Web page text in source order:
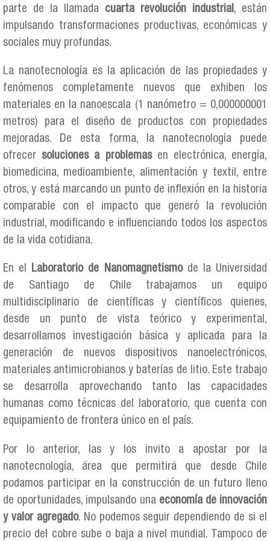
parte de la llamada cuarta revolución industrial, están
impulsando transformaciones productivas, económicas y
sociales muy profundas.
La nanotecnología es la aplicación de las propiedades y
fenómenos completamente nuevos que exhiben los
materiales en la nanoescala (1 nanómetro = 0,000000001
metros) para el diseño de productos con propiedades
mejoradas. De esta forma, la nanotecnología puede
ofrecersoluciones a problemasen electrónica, energía,
biomedicina, medioambiente, alimentación y textil, entre
otros, y está marcando un punto de inflexión en la historia
comparable con el impacto que generó la revolución
industrial, modificando e influenciando todos los aspectos
de la vida cotidiana.
En el Laboratorio de Nanomagnetismode la Universidad
de Santiago de Chile trabajamos un equipo
multidisciplinario de científicas y científicos quienes,
desde un punto de vista teórico y experimental,
desarrollamos investigación básica y aplicada para la
generación de nuevos dispositivos nanoelectrónicos,
materiales antimicrobianos y baterías de litio. Este trabajo
se desarrolla aprovechando tanto las capacidades
humanas como técnicas del laboratorio, que cuenta con
equipamiento de frontera único en el país.
Por lo anterior, las y los invito a apostar por la
nanotecnología, área que permitirá que desde Chile
podamos participar en la construcción de un futuro lleno
de oportunidades, impulsando una economía de innovación
y valor agregado. No podemos seguir dependiendo de si el
precio del cobre sube o baja a nivel mundial. Tampoco de